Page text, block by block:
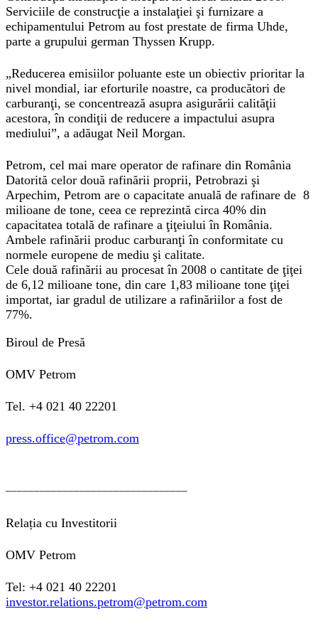
Serviciile de construcţie a instalaţiei şi furnizare a
echipamentului Petrom au fost prestate de firma Uhde,
parte a grupului german Thyssen Krupp.
„Reducerea emisiilor poluante este un obiectiv prioritar la
nivel mondial, iar eforturile noastre, ca producători de
carburanţi, se concentrează asupra asigurării calităţii
acestora, în condiţii de reducere a impactului asupra
mediului”, a adăugat Neil Morgan.
Petrom, cel mai mare operator de rafinare din România
Datorită celor două rafinării proprii, Petrobrazi şi
Arpechim, Petrom are o capacitate anuală de rafinare de 8
milioane de tone, ceea ce reprezintă circa 40% din
capacitatea totală de rafinare a ţiţeiului în România.
Ambele rafinării produc carburanţi în conformitate cu
normele europene de mediu şi calitate.
Cele două rafinării au procesat în 2008 o cantitate de ţiţei
de 6,12 milioane tone, din care 1,83 milioane tone ţiţei
importat, iar gradul de utilizare a rafinăriilor a fost de
77%.
Biroul de Presă
OMV Petrom
Tel. +4 021 40 22201
press.office@petrom.com
Relația cu Investitorii
OMV Petrom
Tel: +4 021 40 22201
investor.relations.petrom@petrom.com